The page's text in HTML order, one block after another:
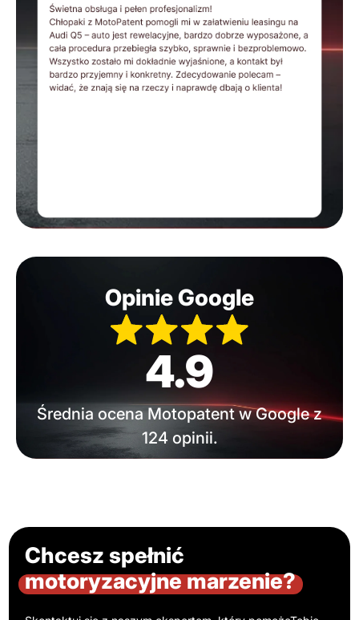
Opinie Google
4.9
Średnia ocena Motopatent w Google z
124 opinii.
Chcesz spełnić
motoryzacyjne marzenie?